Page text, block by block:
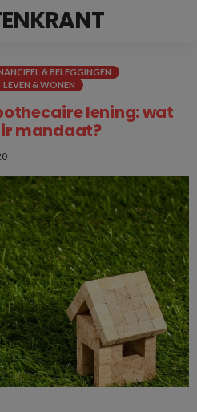
& BELEGGINGEN
LEVEN & WONEN
lening: wat
mandaat?